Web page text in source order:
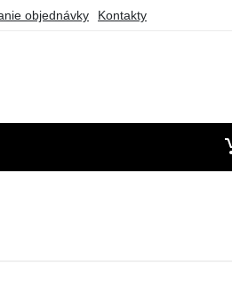
objednávky Kontakty